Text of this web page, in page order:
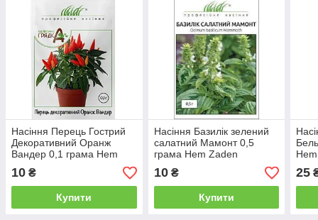
Насіння Перець Гострий
Декоративний Оранж
Вандер 0,1 грама Hem
Zaden
10 ₴
Купити
Насіння Базилік зелений
салатний Мамонт 0,5
грама Hem Zaden
10₴
Купити
25